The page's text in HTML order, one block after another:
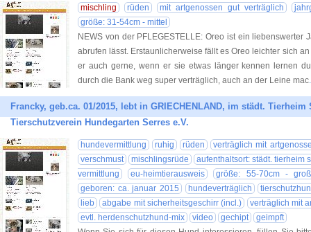
mischling rüden mit artgenossen gut verträglich
größe: 31-54cm - mittel
NEWS von der PFLEGESTELLE: Oreo ist ein liebenswerter
abrufen lässt. Erstaunlicherweise fällt es Oreo leichter sich
er auch gerne, wenn er sie etwas länger kennen lernen
durch die Bank weg super verträglich, auch an der Leine mac
Francky, geb.ca. 01/2015, lebt in GRIECHENLAND, im städt.
Tierschutzverein Hundegarten Serres e.V.
hundevermittlung ruhig rüden
verträglich mit
verschmust
mischlingsrüde
aufenthaltsort: städt. tierheim
vermittlung
eu-heimtierausweis
größe: 55-70cm - groß
geboren: ca. januar 2015
hundeverträglich
lieb
abgabe mit sicherheitsgeschirr (incl.)
verträglich mit
evtl. herdenschutzhund-mix
video gechipt
geimpft